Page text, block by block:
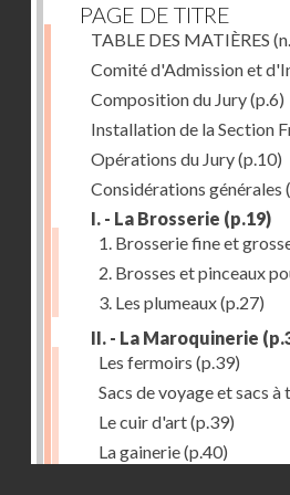
PAGE DE TITRE
TABLE DES MATIÈRES
Comité d'Admission et
Composition du Jury(p.6)
Installation de la Section
Opérations du Jury(p.10)
Considérations générales
I. - La Brosserie (p.19)
1. Brosserie fine et
2. Brosses et pinceaux
3. Les plumeaux(p.27)
II. - La Maroquinerie
Les fermoirs (p.39)
Sacs de voyage et sacs à
Le cuir d'art(p.39)
La gainerie(p.40)